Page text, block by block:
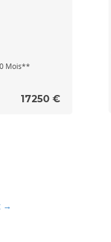
Mois**
17250 €
→